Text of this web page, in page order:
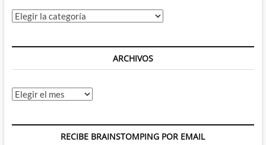
Categorías
ARCHIVOS
Archivos
RECIBE BRAINSTOMPING POR EMAIL